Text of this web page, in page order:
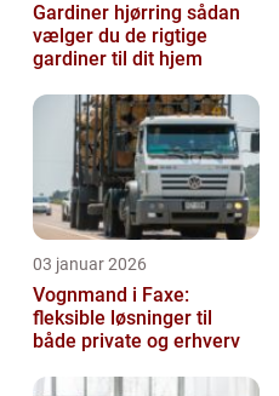
Gardiner hjørring sådan
vælger du de rigtige
gardiner til dit hjem
03 januar 2026
Vognmand i Faxe:
fleksible løsninger til
både private og erhverv